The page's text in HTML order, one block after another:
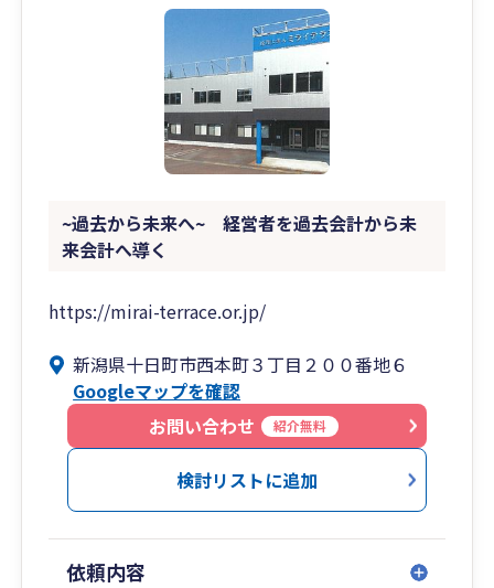
~過去から未来へ~ 経営者を過去会計から未
来会計へ導く
https://mirai-terrace.or.jp/
新潟県十日町市西本町３丁目２００番地６
Googleマップを確認
お問い合わせ
紹介無料
検討リストに追加
依頼内容